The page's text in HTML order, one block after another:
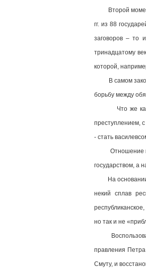
Второй момент
гг. из 88
заговоров – то
тринадцатому
которой,
В самом
борьбу между
Что же
преступлением,
- стать
Отношение к
государством, а
На основании
некий сплав
но так и не
правления Петра
Смуту, и